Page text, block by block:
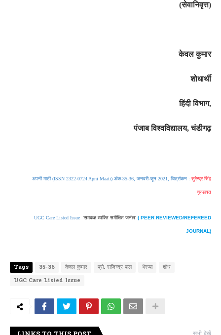
(सेवानिवृत्त)
केवल कुमार
शोधार्थी
हिंदी विभाग,
पंजाब विश्वविद्यालय,चंडीगढ़
अपनी माटी (ISSN 2322-0724 Apni Maati) अंक-35-36, जनवरी-जून 2021, चित्रांकन : सुरेन्द्र सिंह
चुण्डावत
UGC Care Listed Issue 'समकक्ष व्यक्ति समीक्षित जर्नल' ( PEER REVIEWED/REFEREED
JOURNAL)
Tags 35-36 केवल कुमार प्रो. राजिन्द्र पाल भैरप्पा
शोध
UGC Care Listed Issue